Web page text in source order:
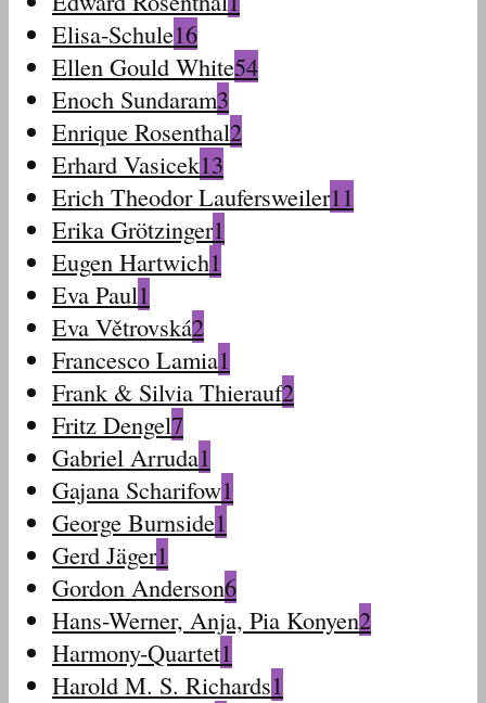
Elisa-Schule16
Ellen Gould White54
Enoch Sundaram3
Enrique Rosenthal2
Erhard Vasicek13
Erich Theodor Laufersweiler11
Erika Grötzinger1
Eugen Hartwich1
Eva Paul1
Eva Větrovská2
Francesco Lamia1
Frank & Silvia Thierauf2
Fritz Dengel7
Gabriel Arruda1
Gajana Scharifow1
George Burnside1
Gerd Jäger1
Gordon Anderson6
Hans-Werner, Anja, Pia Konyen2
Harmony-Quartet1
Harold M. S. Richards1